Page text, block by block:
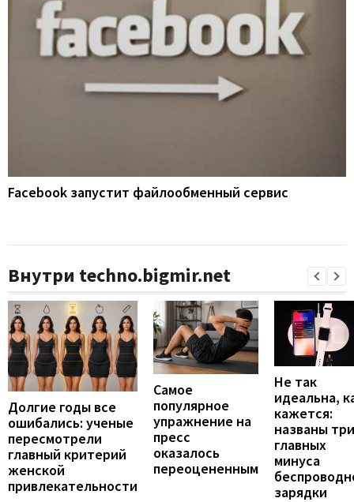
Facebook запустит файлообменный сервис
Внутри techno.bigmir.net
Долгие годы все
ошибались: ученые
пересмотрели
главный критерий
женской
привлекательности
Самое
популярное
упражнение на
пресс
оказалось
переоцененным
Не так
идеальна,
кажется:
названы три
главных
минуса
зарядки